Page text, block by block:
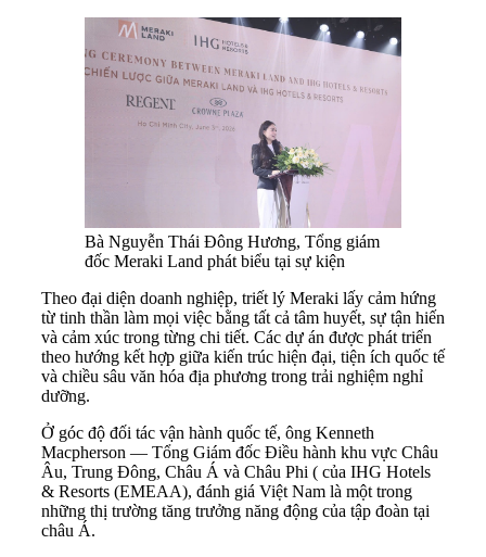
Bà Nguyễn Thái Đông Hương, Tổng giám
đốc Meraki Land phát biểu tại sự kiện
Theo đại diện doanh nghiệp, triết lý Meraki lấy cảm hứng
từ tinh thần làm mọi việc bằng tất cả tâm huyết, sự tận hiến
và cảm xúc trong từng chi tiết. Các dự án được phát triển
theo hướng kết hợp giữa kiến trúc hiện đại, tiện ích quốc tế
và chiều sâu văn hóa địa phương trong trải nghiệm nghỉ
dưỡng.
Ở góc độ đối tác vận hành quốc tế, ông Kenneth
Macpherson — Tổng Giám đốc Điều hành khu vực Châu
Âu, Trung Đông, Châu Á và Châu Phi ( của IHG Hotels
& Resorts (EMEAA), đánh giá Việt Nam là một trong
những thị trường tăng trưởng năng động của tập đoàn tại
châu Á.